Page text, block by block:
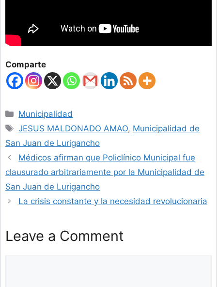
Comparte
Categories
Municipalidad
Tags
JESUS MALDONADO AMAO, Municipalidad de
San Juan de Lurigancho
Médicos afirman que Policlínico Municipal fue
clausurado arbitrariamente por la Municipalidad de
San Juan de Lurigancho
La crisis constante y la necesidad revolucionaria
Leave a Comment